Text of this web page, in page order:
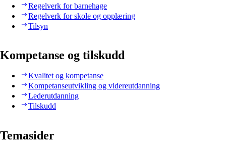
Regelverk for barnehage
Regelverk for skole og opplæring
Tilsyn
Kompetanse og tilskudd
Kvalitet og kompetanse
Kompetanseutvikling og videreutdanning
Lederutdanning
Tilskudd
Temasider